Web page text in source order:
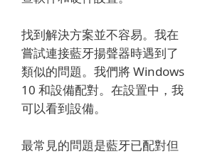
找到解決方案並不容易。 我在
嘗試連接藍牙揚聲器時遇到了
類似的問題。 我們將 Windows
10 和設備配對。 在設置中，我
可以看到設備。
最常見的問題是藍牙已配對但